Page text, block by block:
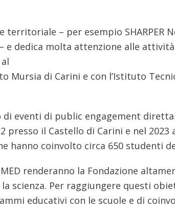
– per esempio SHARPER
e dedica molta attenzione alle
Mursia di Carini e con l’Istituto
eventi di public engagement
il Castello di Carini e nel 2023
hanno coinvolto circa 650 studenti
renderanno la Fondazione
scienza. Per raggiungere questi
educativi con le scuole e di